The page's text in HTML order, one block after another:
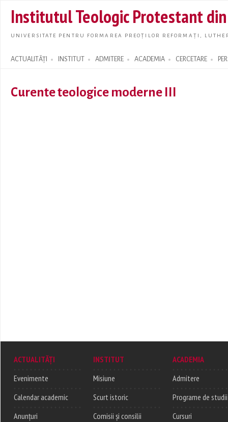
main
Institutul Teologic Protestant
UNIVERSITATE PENTRU FORMAREA PREOȚILOR REFORMAȚI,
ACTUALITĂȚI INSTITUT ADMITERE ACADEMIA CERCETARE
Search form
Curente teologice moderne III
ACTUALITĂȚI
Evenimente
Calendar academic
Anunțuri
INSTITUT
Misiune
Scurt istoric
Comisii și consilii
ACADEMIA
Admitere
Programe de studii
Cursuri